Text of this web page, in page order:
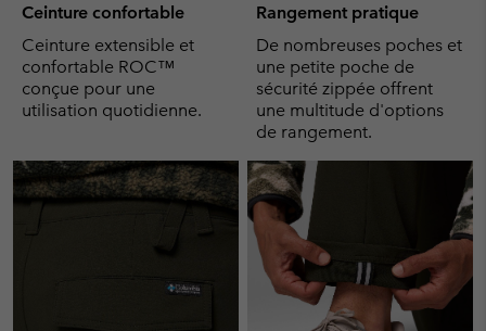
Ceinture confortable
Ceinture extensible et
confortable ROC™
conçue pour une
utilisation quotidienne.
Rangement pratique
De nombreuses poches et
une petite poche de
sécurité zippée offrent
une multitude d'options
de rangement.